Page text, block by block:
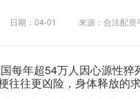
日期：04-01 来源：合法配资
每年超54万人因心源性猝
往往更凶险，身体释放的